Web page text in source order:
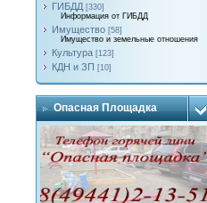
ГИБДД [330]
Информация от ГИБДД
Имущество [58]
Имущество и земельные отношения
Культура [123]
КДН и ЗП [10]
Опасная Площадка